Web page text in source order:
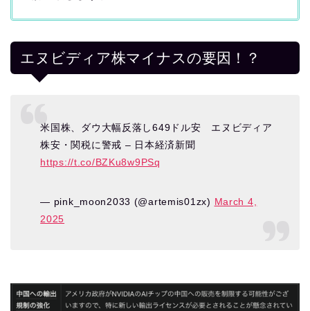
エヌビディア株マイナスの要因！？
米国株、ダウ大幅反落し649ドル安 エヌビディア
株安・関税に警戒 – 日本経済新聞
https://t.co/BZKu8w9PSq
— pink_moon2033 (@artemis01zx) March 4,
2025